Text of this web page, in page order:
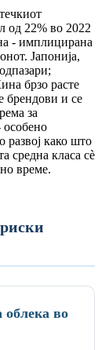
од 22% во 2022
- имплицирана
Јапонија,
брзо расте
брендови и се
за
особено
развој како што
средна класа сè
време.
облека во